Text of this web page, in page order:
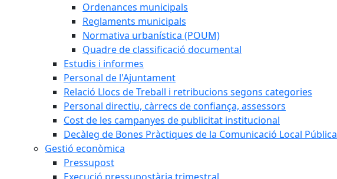
Ordenances municipals
Reglaments municipals
Normativa urbanística (POUM)
Quadre de classificació documental
Estudis i informes
Personal de l'Ajuntament
Relació Llocs de Treball i retribucions segons categories
Personal directiu, càrrecs de confiança, assessors
Cost de les campanyes de publicitat institucional
Decàleg de Bones Pràctiques de la Comunicació Local Pública
Gestió econòmica
Pressupost